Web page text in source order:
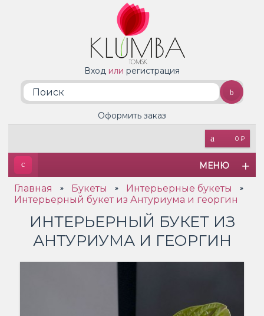
Вход или регистрация
0 ₽
Оформить заказ
МЕНЮ
Главная » Букеты » Интерьерные букеты »
Интерьерный букет из Антуриума и георгин
ИНТЕРЬЕРНЫЙ БУКЕТ ИЗ
АНТУРИУМА И ГЕОРГИН